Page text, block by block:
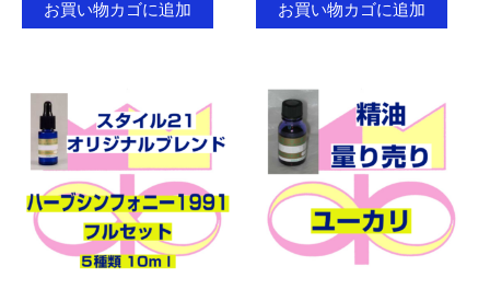
お買い物カゴに追加 お買い物カゴに追加